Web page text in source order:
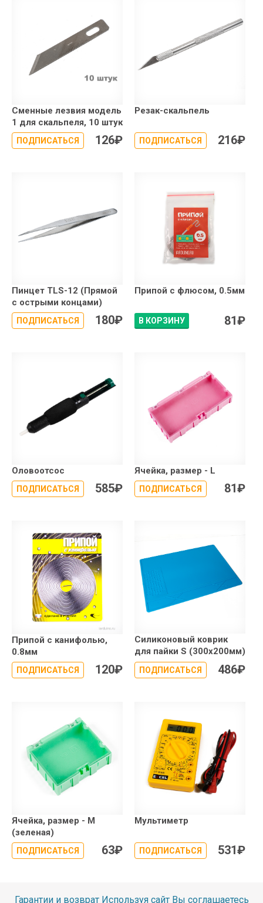
Сменные лезвия модель
1 для скальпеля, 10 штук
ПОДПИСАТЬСЯ 126₽
Резак-скальпель
ПОДПИСАТЬСЯ 216₽
Пинцет TLS-12 (Прямой
с острыми концами)
ПОДПИСАТЬСЯ 180₽
Припой с флюсом, 0.5мм
В КОРЗИНУ 81₽
Оловоотсос
ПОДПИСАТЬСЯ 585₽
Ячейка, размер - L
ПОДПИСАТЬСЯ 81₽
Припой с канифолью,
0.8мм
ПОДПИСАТЬСЯ 120₽
Силиконовый коврик
для пайки S (300x200мм)
ПОДПИСАТЬСЯ 486₽
Ячейка, размер - M
(зеленая)
ПОДПИСАТЬСЯ 63₽
Мультиметр
ПОДПИСАТЬСЯ 531₽
Гарантии и возврат Используя сайт Вы соглашаетесь